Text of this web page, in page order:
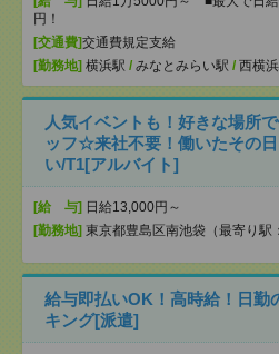
円！
[交通費]交通費規定支給
[勤務地] 横浜駅 / みなとみらい駅 / 西横
人気イベントも！好きな場所
ッフ☆来社不要！働いたその
い/T1[アルバイト]
[給 与] 日給13,000円～
[勤務地] 東京都豊島区南池袋（最寄り駅
給与即払いOK！高時給！日勤
キング[派遣]